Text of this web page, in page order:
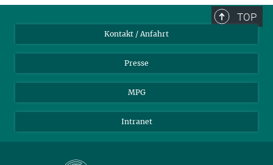
TOP
Kontakt / Anfahrt
Presse
MPG
Intranet